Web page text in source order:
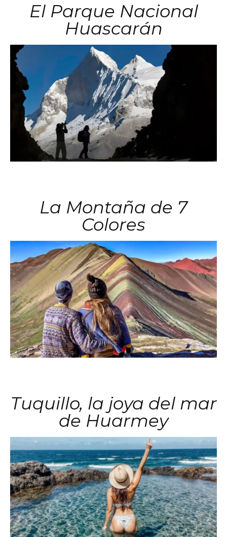
El Parque Nacional
Huascarán
La Montaña de 7
Colores
Tuquillo, la joya del mar
de Huarmey